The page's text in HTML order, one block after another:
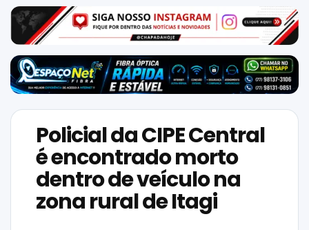
NAS
NOSSAS
REDES
Policial da CIPE Central
é encontrado morto
dentro de veículo na
zona rural de Itagi